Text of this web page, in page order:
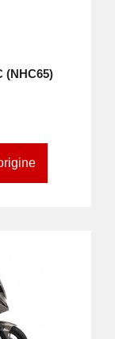
(NHC65)